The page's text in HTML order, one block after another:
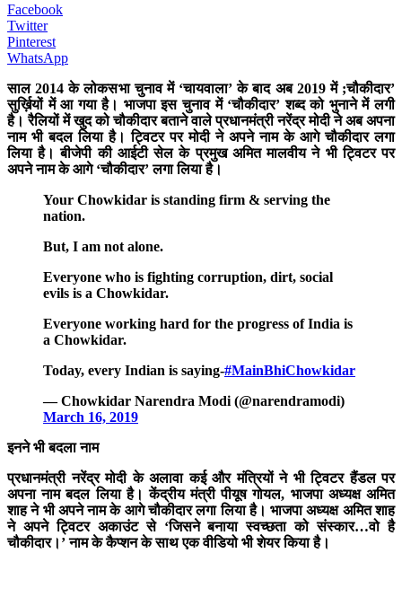
Facebook
Twitter
Pinterest
WhatsApp
साल 2014 के लोकसभा चुनाव में ‘चायवाला’ के बाद अब 2019 में ;चौकीदार’
सुर्ख़ियों में आ गया है। भाजपा इस चुनाव में ‘चौकीदार’ शब्द को भुनाने में लगी
है। रैलियों में खुद को चौकीदार बताने वाले प्रधानमंत्री नरेंद्र मोदी ने अब अपना
नाम भी बदल लिया है। ट्विटर पर मोदी ने अपने नाम के आगे चौकीदार लगा
लिया है। बीजेपी की आईटी सेल के प्रमुख अमित मालवीय ने भी ट्विटर पर
अपने नाम के आगे ‘चौकीदार’ लगा लिया है।
Your Chowkidar is standing firm & serving the
nation.
But, I am not alone.
Everyone who is fighting corruption, dirt, social
evils is a Chowkidar.
Everyone working hard for the progress of India is
a Chowkidar.
Today, every Indian is saying-#MainBhiChowkidar
— Chowkidar Narendra Modi (@narendramodi)
March 16, 2019
इनने भी बदला नाम
प्रधानमंत्री नरेंद्र मोदी के अलावा कई और मंत्रियों ने भी ट्विटर हैंडल पर
अपना नाम बदल लिया है। केंद्रीय मंत्री पीयूष गोयल, भाजपा अध्यक्ष अमित
शाह ने भी अपने नाम के आगे चौकीदार लगा लिया है। भाजपा अध्यक्ष अमित शाह
ने अपने ट्विटर अकाउंट से ‘जिसने बनाया स्वच्छता को संस्कार…वो है
चौकीदार।’ नाम के कैप्शन के साथ एक वीडियो भी शेयर किया है।